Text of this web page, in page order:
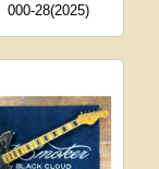
000-28(2025)